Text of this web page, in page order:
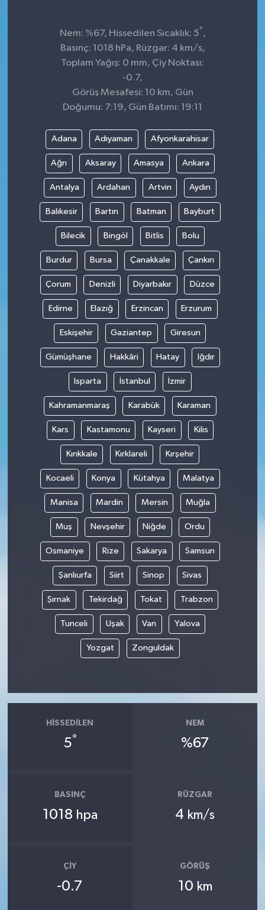
Nem: %67, Hissedilen Sıcaklık: 5° ,
Basınç: 1018 hPa, Rüzgar: 4 km/s,
Toplam Yağış: 0 mm, Çiy Noktası:
-0.7,
Görüş Mesafesi: 10 km, Gün
Doğumu: 7:19, Gün Batımı: 19:11
Adana Adıyaman Afyonkarahisar
Ağrı Aksaray Amasya Ankara
Antalya Ardahan Artvin Aydın
Balıkesir Bartın Batman Bayburt
Bilecik Bingöl Bitlis Bolu
Burdur Bursa Çanakkale Çankırı
Çorum Denizli Diyarbakır Düzce
Edirne Elazığ Erzincan Erzurum
Eskişehir Gaziantep Giresun
Gümüşhane Hakkâri Hatay Iğdır
Isparta İstanbul İzmir
Kahramanmaraş Karabük Karaman
Kars Kastamonu Kayseri Kilis
Kırıkkale Kırklareli Kırşehir
Kocaeli Konya Kütahya Malatya
Manisa Mardin Mersin Muğla
Muş Nevşehir Niğde Ordu
Osmaniye Rize Sakarya Samsun
Şanlıurfa Siirt Sinop Sivas
Şırnak Tekirdağ Tokat Trabzon
Tunceli Uşak Van Yalova
Yozgat Zonguldak
HISSEDILEN
5°
NEM
%67
BASINÇ
1018 hpa
RÜZGAR
4 km/s
ÇIY
-0.7
GÖRÜŞ
10 km